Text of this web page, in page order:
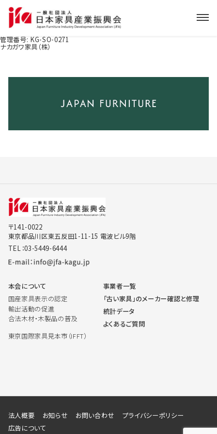
管理番号: KG-SO-0271
ナカガワ家具（株）
〒141-0022
東京都品川区東五反田1-11-15 電波ビル9階
TEL：03-5449-6444
本会について
国産家具表示の認定
輸出活動の促進
合法木材・木製品の普及
東京国際家具見本市（IFFT）
事業者一覧
「古い家具」のメーカー確認と修理
統計データ
よくあるご質問
法人概要 お知らせ お問い合わせ
プライバシーポリシー
広告について